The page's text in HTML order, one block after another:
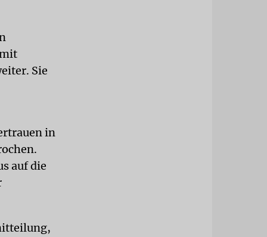
Sie
in
auf die